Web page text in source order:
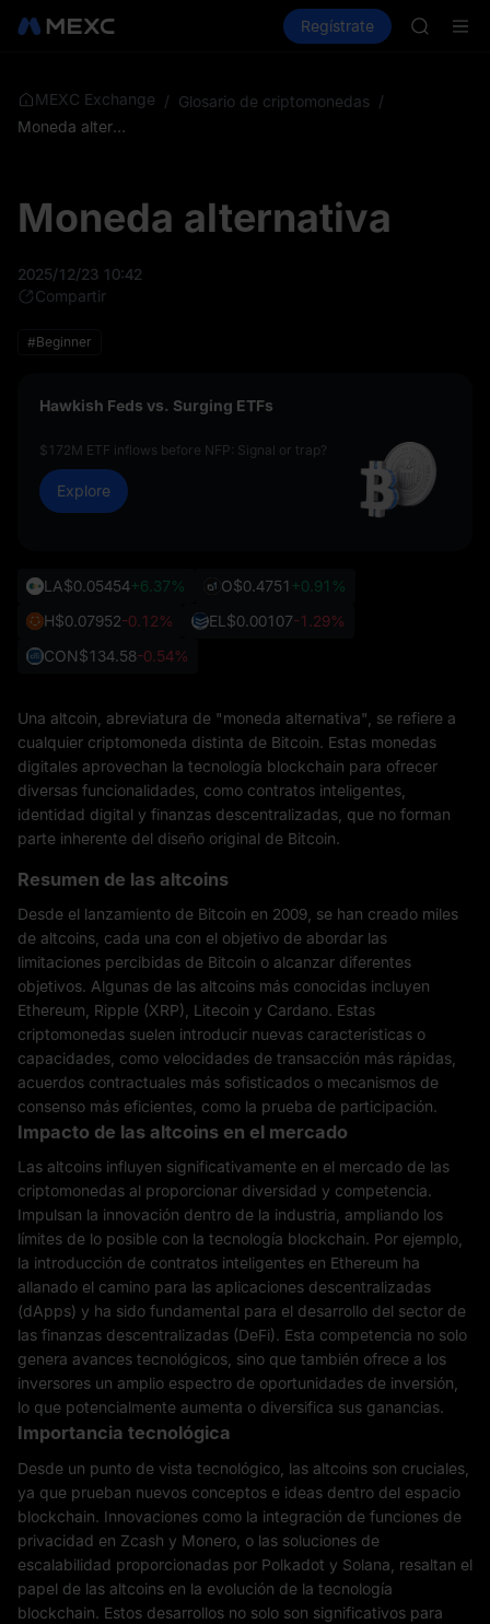
Mercados Spot Futuros
Regístrate
AAOI
MEXC Exchange / Glosario de criptomonedas /
Moneda alternativa
Moneda alternativa
2025/12/23 10:42
Compartir
#Beginner
Hawkish Feds vs. Surging ETFs
$172M ETF inflows before NFP: Signal or trap?
Explore
LA$0.05454+6.37% O$0.4751 +0.91%
H$0.07952-0.12% EL $0.00107-1.29%
CON$134.58-0.54%
Una altcoin, abreviatura de "moneda alternativa", se refiere a
cualquier criptomoneda distinta de Bitcoin. Estas monedas
digitales aprovechan la tecnología blockchain para ofrecer
diversas funcionalidades, como contratos inteligentes,
identidad digital y finanzas descentralizadas, que no forman
parte inherente del diseño original de Bitcoin.
Resumen de las altcoins
Desde el lanzamiento de Bitcoin en 2009, se han creado miles
de altcoins, cada una con el objetivo de abordar las
limitaciones percibidas de Bitcoin o alcanzar diferentes
objetivos. Algunas de las altcoins más conocidas incluyen
Ethereum, Ripple (XRP), Litecoin y Cardano. Estas
criptomonedas suelen introducir nuevas características o
capacidades, como velocidades de transacción más rápidas,
acuerdos contractuales más sofisticados o mecanismos de
consenso más eficientes, como la prueba de participación.
Impacto de las altcoins en el mercado
Las altcoins influyen significativamente en el mercado de las
criptomonedas al proporcionar diversidad y competencia.
Impulsan la innovación dentro de la industria, ampliando los
límites de lo posible con la tecnología blockchain. Por ejemplo,
la introducción de contratos inteligentes en Ethereum ha
allanado el camino para las aplicaciones descentralizadas
(dApps) y ha sido fundamental para el desarrollo del sector de
las finanzas descentralizadas (DeFi). Esta competencia no solo
genera avances tecnológicos, sino que también ofrece a los
inversores un amplio espectro de oportunidades de inversión,
lo que potencialmente aumenta o diversifica sus ganancias.
Importancia tecnológica
Desde un punto de vista tecnológico, las altcoins son cruciales,
ya que prueban nuevos conceptos e ideas dentro del espacio
blockchain. Innovaciones como la integración de funciones de
privacidad en Zcash y Monero, o las soluciones de
escalabilidad proporcionadas por Polkadot y Solana, resaltan el
papel de las altcoins en la evolución de la tecnología
blockchain. Estos desarrollos no solo son significativos para